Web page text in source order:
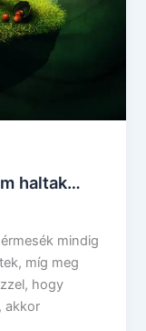
haltak…
mindig
míg meg
hogy
akkor